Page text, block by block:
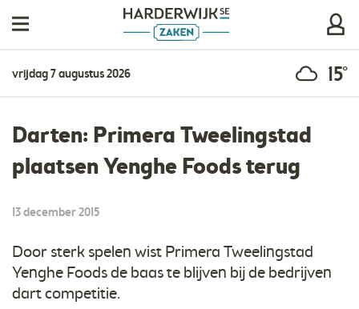
vrijdag 7 augustus 2026 15°
Darten: Primera Tweelingstad
plaatsen Yenghe Foods terug
13 december 2015
Door sterk spelen wist Primera Tweelingstad
Yenghe Foods de baas te blijven bij de bedrijven
dart competitie.